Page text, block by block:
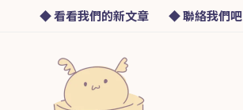
◆ 看看我們的新文章 ◆ 聯絡我們吧